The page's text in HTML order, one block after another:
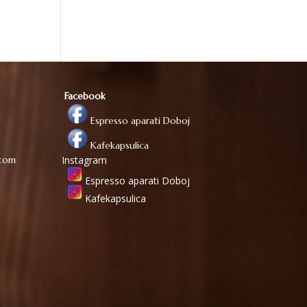
Facebook
Espresso aparati Doboj
Kafekapsulica
Instagram
Espresso aparati Doboj
Kafekapsulica